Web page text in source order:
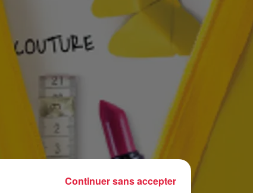
Continuer sans accepter